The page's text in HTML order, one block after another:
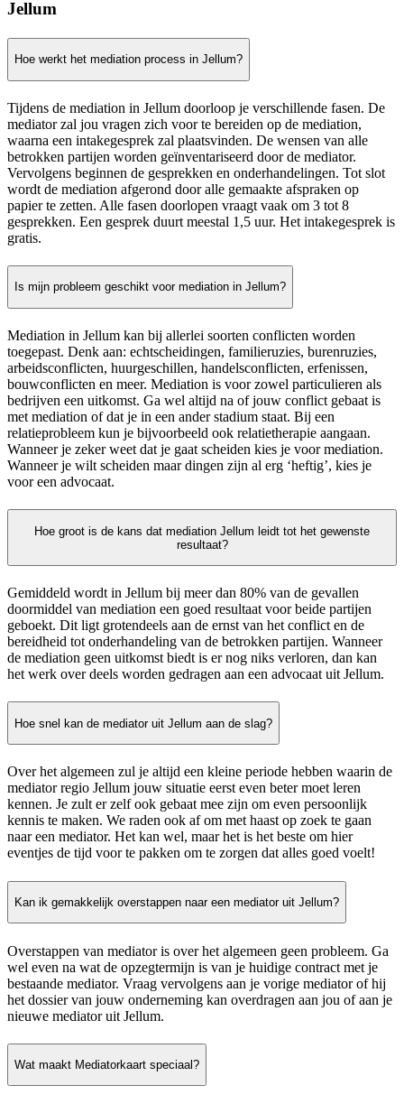
Jellum
Hoe werkt het mediation process in Jellum?
Tijdens de mediation in Jellum doorloop je verschillende fasen. De
mediator zal jou vragen zich voor te bereiden op de mediation,
waarna een intakegesprek zal plaatsvinden. De wensen van alle
betrokken partijen worden geïnventariseerd door de mediator.
Vervolgens beginnen de gesprekken en onderhandelingen. Tot slot
wordt de mediation afgerond door alle gemaakte afspraken op
papier te zetten. Alle fasen doorlopen vraagt vaak om 3 tot 8
gesprekken. Een gesprek duurt meestal 1,5 uur. Het intakegesprek is
gratis.
Is mijn probleem geschikt voor mediation in Jellum?
Mediation in Jellum kan bij allerlei soorten conflicten worden
toegepast. Denk aan: echtscheidingen, familieruzies, burenruzies,
arbeidsconflicten, huurgeschillen, handelsconflicten, erfenissen,
bouwconflicten en meer. Mediation is voor zowel particulieren als
bedrijven een uitkomst. Ga wel altijd na of jouw conflict gebaat is
met mediation of dat je in een ander stadium staat. Bij een
relatieprobleem kun je bijvoorbeeld ook relatietherapie aangaan.
Wanneer je zeker weet dat je gaat scheiden kies je voor mediation.
Wanneer je wilt scheiden maar dingen zijn al erg ‘heftig’, kies je
voor een advocaat.
Hoe groot is de kans dat mediation Jellum leidt tot het gewenste
resultaat?
Gemiddeld wordt in Jellum bij meer dan 80% van de gevallen
doormiddel van mediation een goed resultaat voor beide partijen
geboekt. Dit ligt grotendeels aan de ernst van het conflict en de
bereidheid tot onderhandeling van de betrokken partijen. Wanneer
de mediation geen uitkomst biedt is er nog niks verloren, dan kan
het werk over deels worden gedragen aan een advocaat uit Jellum.
Hoe snel kan de mediator uit Jellum aan de slag?
Over het algemeen zul je altijd een kleine periode hebben waarin de
mediator regio Jellum jouw situatie eerst even beter moet leren
kennen. Je zult er zelf ook gebaat mee zijn om even persoonlijk
kennis te maken. We raden ook af om met haast op zoek te gaan
naar een mediator. Het kan wel, maar het is het beste om hier
eventjes de tijd voor te pakken om te zorgen dat alles goed voelt!
Kan ik gemakkelijk overstappen naar een mediator uit Jellum?
Overstappen van mediator is over het algemeen geen probleem. Ga
wel even na wat de opzegtermijn is van je huidige contract met je
bestaande mediator. Vraag vervolgens aan je vorige mediator of hij
het dossier van jouw onderneming kan overdragen aan jou of aan je
nieuwe mediator uit Jellum.
Wat maakt Mediatorkaart speciaal?